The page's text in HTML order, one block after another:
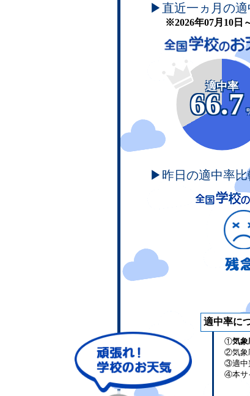
▶直近一ヵ月の適
※2026年07月10日
適中率
▶昨日の適中率比
適中率に
①気象
②気象
③適中
④本サ